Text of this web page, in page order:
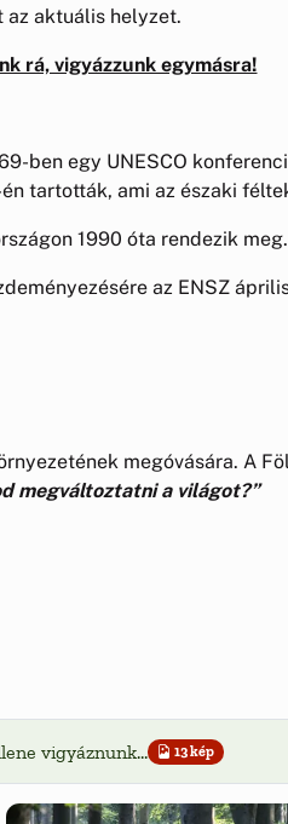
az aktuális helyzet.
rá, vigyázzunk egymásra!
ben egy UNESCO
tartották, ami az északi
1990 óta rendezik meg.
az ENSZ
megóvására. A
megváltoztatni a világot?”
vigyáznunk... 13 kép